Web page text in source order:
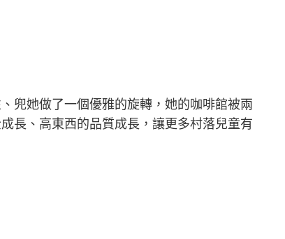
兜她做了一個優雅的旋轉，她的咖啡館被兩
長、高東西的品質成長，讓更多村落兒童有